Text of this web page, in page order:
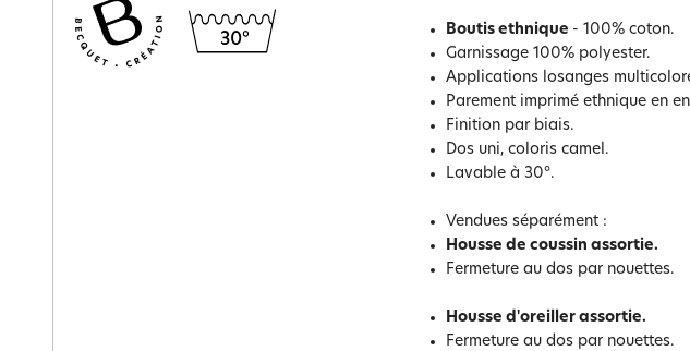
Boutis ethnique - 100% coton.
Garnissage 100% polyester.
Applications losanges
Parement imprimé ethnique en
Finition par biais.
Dos uni, coloris camel.
Lavable à 30°.
Vendues séparément :
Housse de coussin assortie.
Fermeture au dos par nouettes.
Housse d'oreiller assortie.
Fermeture au dos par nouettes.